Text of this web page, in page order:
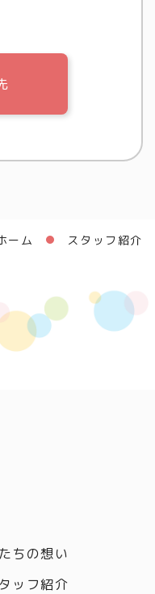
ーム スタッフ紹介
ちの想い
ッフ紹介